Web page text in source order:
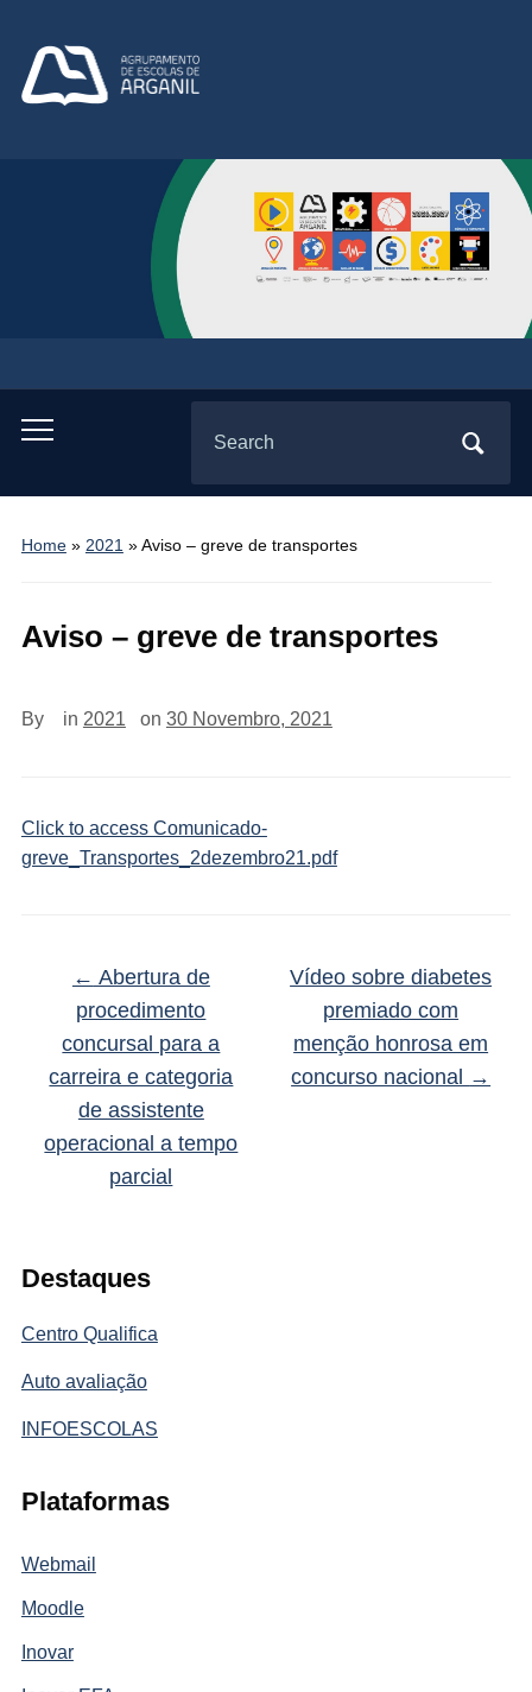
Toggle
menu
for:
Home» 2021 »Aviso – greve de transportes
Destaques
Centro Qualifica
Auto avaliação
INFOESCOLAS
Plataformas
Webmail
Moodle
Inovar
Aviso – greve de transportes
By in 2021 on 30 Novembro, 2021
Click to access Comunicado-
greve_Transportes_2dezembro21.pdf
← Abertura de
procedimento
concursal para a
carreira e categoria
de assistente
operacional a tempo
parcial
Vídeo sobre diabetes
premiado com
menção honrosa em
concurso nacional →